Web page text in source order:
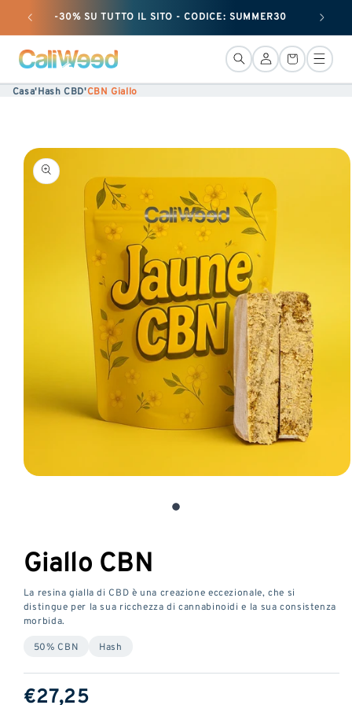
Ignorare
e
passare
al
contenuto
-30% SU TUTTO IL SITO - CODICE: SUMMER30 + 25
Connessione
Cestino
Casa'Hash CBD'CBN Giallo
Vai alle
informazioni
prodotto
una
finestra
modale
Giallo CBN
La resina gialla di CBD è una creazione eccezionale, che si
distingue per la sua ricchezza di cannabinoidi e la sua consistenza
morbida.
50% CBN
Hash
Prezzo
€27,25